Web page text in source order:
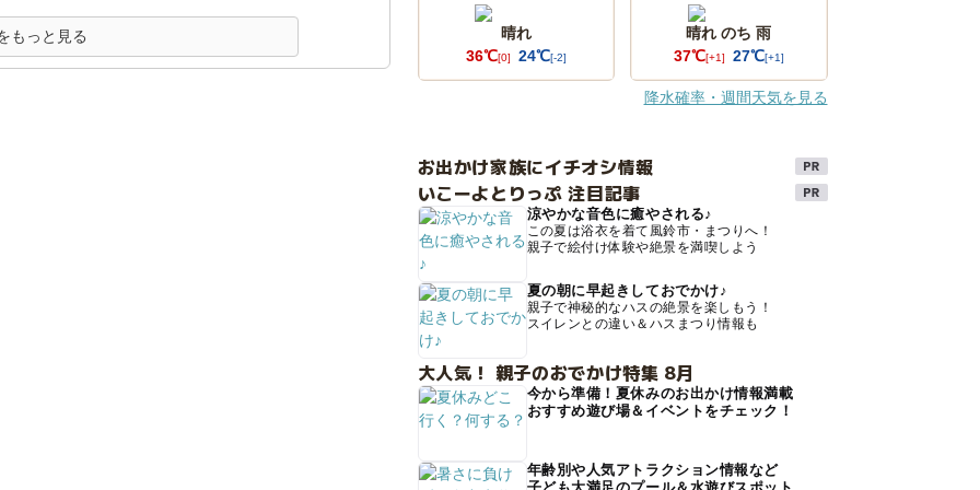
もっと見る
晴れ
36℃[0] 24℃[-2]
晴れ のち 雨
37℃[+1] 27℃[+1]
降水確率・週間天気を見る
お出かけ家族にイチオシ情報
いこーよとりっぷ 注目記事
涼やかな音色に癒やされる♪
この夏は浴衣を着て風鈴市・まつりへ！
親子で絵付け体験や絶景を満喫しよう
夏の朝に早起きしておでかけ♪
親子で神秘的なハスの絶景を楽しもう！
スイレンとの違い＆ハスまつり情報も
大人気！ 親子のおでかけ特集 8月
今から準備！夏休みのお出かけ情報満載
おすすめ遊び場＆イベントをチェック！
年齢別や人気アトラクション情報など